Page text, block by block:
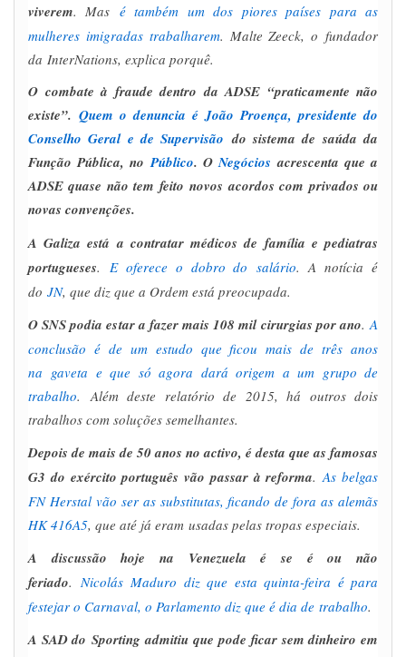
viverem. Mas é também um dos piores países para as
mulheres imigradas trabalharem. Malte Zeeck, o fundador
da InterNations, explica porquê.
O combate à fraude dentro da ADSE “praticamente não
existe”. Quem o denuncia é João Proença, presidente do
Conselho Geral e de Supervisãodo sistema de saúda da
Função Pública, noPúblico. ONegócios acrescenta que a
ADSE quase não tem feito novos acordos com privados ou
novas convenções.
A Galiza está a contratar médicos de família e pediatras
portugueses. E oferece o dobro do salário. A notícia é
do JN, que diz que a Ordem está preocupada.
O SNS podia estar a fazer mais 108 mil cirurgias por ano.A
conclusão é de um estudo que ficou mais de três anos
na gaveta e que só agora dará origem a um grupo de
trabalho. Além deste relatório de 2015, há outros dois
trabalhos com soluções semelhantes.
Depois de mais de 50 anos no activo, é desta que as famosas
G3 do exército português vão passar à reforma.As belgas
FN Herstal vão ser as substitutas, ficando de fora as alemãs
HK 416A5, que até já eram usadas pelas tropas especiais.
A discussão hoje na Venezuela é se é ou não
feriado.Nicolás Maduro diz que esta quinta-feira é para
festejar o Carnaval, o Parlamento diz que é dia de trabalho.
A SAD do Sporting admitiu que pode ficar sem dinheiro em